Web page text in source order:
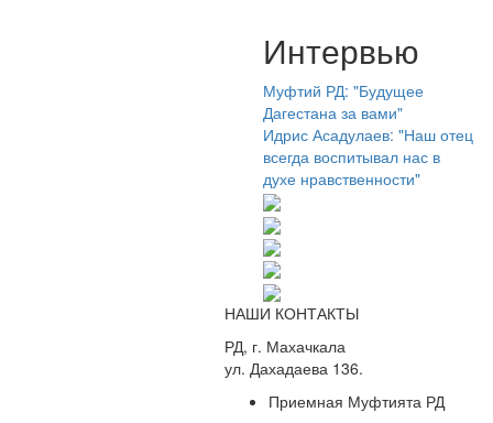
Интервью
Муфтий РД: "Будущее
Дагестана за вами"
Идрис Асадулаев: "Наш отец
всегда воспитывал нас в
духе нравственности"
НАШИ КОНТАКТЫ
РД, г. Махачкала
ул. Дахадаева 136.
Приемная Муфтията РД